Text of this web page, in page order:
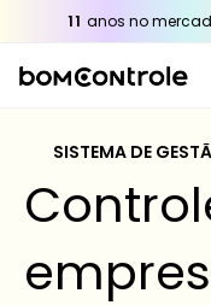
11 anos no
SISTEMA DE